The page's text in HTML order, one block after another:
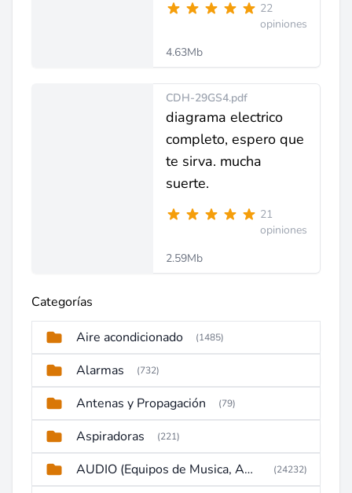
22
opiniones
4.63Mb
CDH-29GS4.pdf
diagrama electrico
completo, espero que
te sirva. mucha
suerte.
21
opiniones
2.59Mb
Categorías
Aire acondicionado (1485)
Alarmas (732)
Antenas y Propagación (79)
Aspiradoras (221)
AUDIO (Equipos de Musica, Amplificadores, Reproductores, Etc) (24232)